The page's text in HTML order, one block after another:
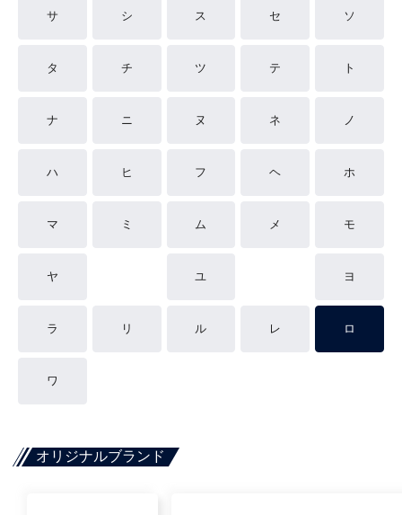
サ シ ス セ ソ
タ チ ツ テ ト
ナ ニ ヌ ネ ノ
ハ ヒ フ ヘ ホ
マ ミ ム メ モ
ヤ ユ ヨ
ラ リ ル レ ロ
ワ
オリジナルブランド